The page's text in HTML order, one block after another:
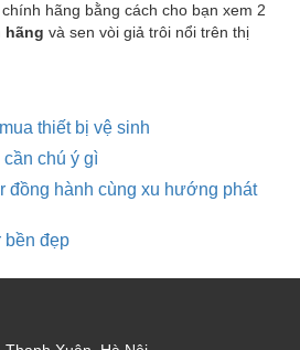
hãng bằng cách cho bạn xem 2
hãng và sen vòi giả trôi nổi trên thị
thiết bị vệ sinh
cần chú ý gì
đồng hành cùng xu hướng phát
bền đẹp